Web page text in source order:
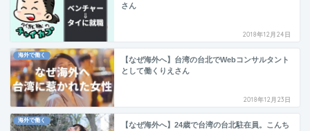
さん
2018年12月24日
海外で働く
【なぜ海外へ】台湾の台北でWebコンサルタント
として働くりえさん
2018年12月23日
海外で働く
【なぜ海外へ】24歳で台湾の台北駐在員。こんち